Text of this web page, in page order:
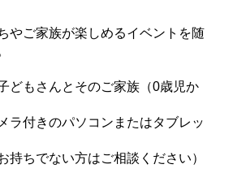
やご家族が楽しめるイベントを随
どもさんとそのご家族（0歳児か
ラ付きのパソコンまたはタブレッ
お持ちでない方はご相談ください）